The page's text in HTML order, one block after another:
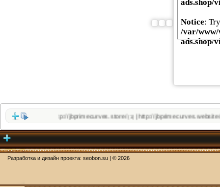
http://jbprimecurves.store/(1)| http://jbprimecurves.website/(1)
Разработка и дизайн проекта: seobon.su | © 2026